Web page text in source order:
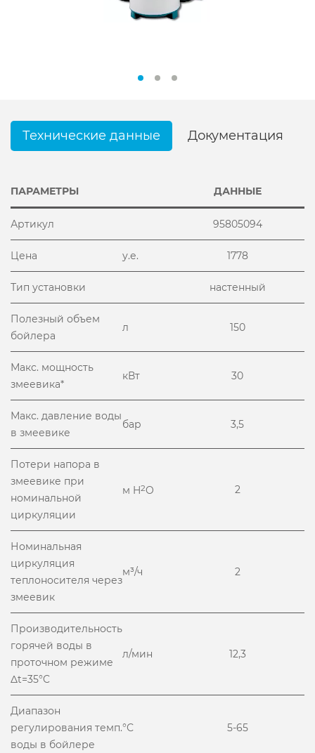
Технические данные Документация
ПАРАМЕТРЫ ДАННЫЕ
Артикул 95805094
Цена у.е. 1778
Тип установки настенный
Полезный объем
бойлера
л 150
Макс. мощность
змеевика*
кВт 30
Макс. давление воды
в змеевике
бар 3,5
Потери напора в
змеевике при
номинальной
циркуляции
м H2O 2
Номинальная
циркуляция
теплоносителя через
змеевик
м³/ч 2
Производительность
горячей воды в
проточном режиме
Δt=35°C
л/мин 12,3
Диапазон
регулирования темп.
воды в бойлере
°С 5-65